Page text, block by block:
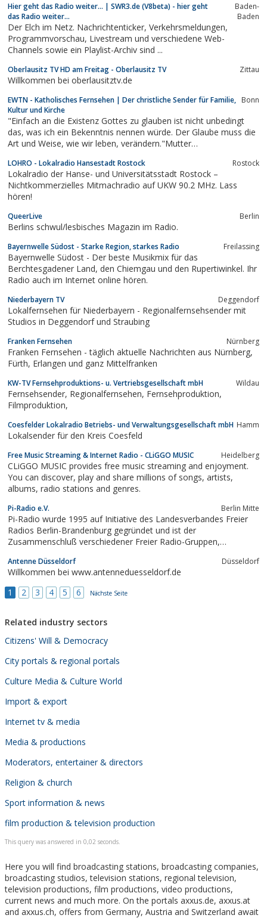
Hier geht das Radio weiter... | SWR3.de (V8beta) - hier geht
das Radio weiter...
Baden-
Baden
Der Elch im Netz. Nachrichtenticker, Verkehrsmeldungen,
Programmvorschau, Livestream und verschiedene Web-
Channels sowie ein Playlist-Archiv sind ...
Oberlausitz TV HD am Freitag - Oberlausitz TV Zittau
Willkommen bei oberlausitztv.de
EWTN - Katholisches Fernsehen | Der christliche Sender für Familie,
Kultur und Kirche
Bonn
"Einfach an die Existenz Gottes zu glauben ist nicht unbedingt
das, was ich ein Bekenntnis nennen würde. Der Glaube muss die
Art und Weise, wie wir leben, verändern."Mutter
Übertragungen / Sondersendungen, Heilige Messe aus dem
Kölner Dom,...
LOHRO - Lokalradio Hansestadt Rostock Rostock
Lokalradio der Hanse- und Universitätsstadt Rostock –
Nichtkommerzielles Mitmachradio auf UKW 90.2 MHz. Lass
hören!
QueerLive Berlin
Berlins schwul/lesbisches Magazin im Radio.
Bayernwelle Südost - Starke Region, starkes Radio Freilassing
Bayernwelle Südost - Der beste Musikmix für das
Berchtesgadener Land, den Chiemgau und den Rupertiwinkel. Ihr
Radio auch im Internet online hören.
Niederbayern TV Deggendorf
Lokalfernsehen für Niederbayern - Regionalfernsehsender mit
Studios in Deggendorf und Straubing
Franken Fernsehen Nürnberg
Franken Fernsehen - täglich aktuelle Nachrichten aus Nürnberg,
Fürth, Erlangen und ganz Mittelfranken
KW-TV Fernsehproduktions- u. Vertriebsgesellschaft mbH Wildau
Fernsehsender, Regionalfernsehen, Fernsehproduktion,
Filmproduktion,
Coesfelder Lokalradio Betriebs- und Verwaltungsgesellschaft mbH Hamm
Lokalsender für den Kreis Coesfeld
Free Music Streaming & Internet Radio - CLiGGO MUSIC Heidelberg
CLiGGO MUSIC provides free music streaming and enjoyment.
You can discover, play and share millions of songs, artists,
albums, radio stations and genres.
Pi-Radio e.V. Berlin Mitte
Pi-Radio wurde 1995 auf Initiative des Landesverbandes Freier
Radios Berlin-Brandenburg gegründet und ist der
Zusammenschluß verschiedener Freier Radio-Gruppen,
Antenne Düsseldorf Düsseldorf
Willkommen bei www.antenneduesseldorf.de
1
2 3 4 5 6 Nächste Seite
Related industry sectors
Citizens' Will & Democracy
City portals & regional portals
Culture Media & Culture World
Import & export
Internet tv & media
Media & productions
Moderators, entertainer & directors
Religion & church
Sport information & news
film production & television production
This query was answered in 0,02 seconds.
Here you will find broadcasting stations, broadcasting companies,
broadcasting studios, television stations, regional television,
television productions, film productions, video productions,
current news and much more. On the portals axxus.de, axxus.at
and axxus.ch, offers from Germany, Austria and Switzerland await